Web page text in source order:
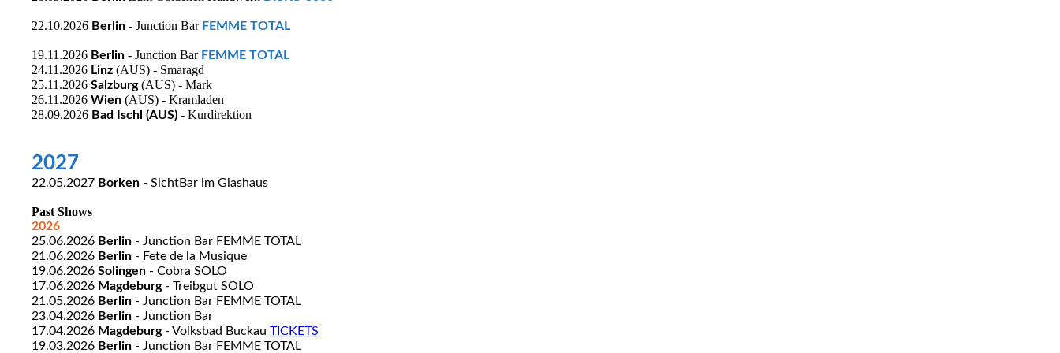
22.10.2026 Berlin - Junction Bar FEMME TOTAL
19.11.2026 Berlin - Junction Bar FEMME TOTAL
24.11.2026 Linz (AUS) - Smaragd
25.11.2026 Salzburg(AUS) - Mark
26.11.2026 Wien (AUS) - Kramladen
28.09.2026 Bad Ischl (AUS) - Kurdirektion
2027
22.05.2027 Borken - SichtBar im Glashaus
Past Shows
2026
25.06.2026 Berlin - Junction Bar FEMME TOTAL
21.06.2026 Berlin - Fete de la Musique
19.06.2026 Solingen - Cobra SOLO
17.06.2026 Magdeburg- Treibgut SOLO
21.05.2026 Berlin - Junction Bar FEMME TOTAL
23.04.2026 Berlin - Junction Bar
17.04.2026 Magdeburg- Volksbad Buckau TICKETS
19.03.2026 Berlin - Junction Bar FEMME TOTAL